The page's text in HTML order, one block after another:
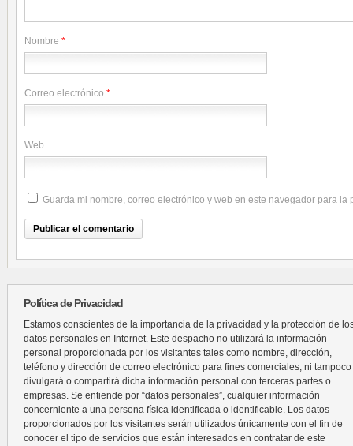
Nombre *
Correo electrónico *
Web
Guarda mi nombre, correo electrónico y web en este navegador para la
Política de Privacidad
Estamos conscientes de la importancia de la privacidad y la protección de
datos personales en Internet. Este despacho no utilizará la información
personal proporcionada por los visitantes tales como nombre, dirección,
teléfono y dirección de correo electrónico para fines comerciales, ni tampoco
divulgará o compartirá dicha información personal con terceras partes o
empresas. Se entiende por “datos personales”, cualquier información
concerniente a una persona física identificada o identificable. Los datos
proporcionados por los visitantes serán utilizados únicamente con el fin de
conocer el tipo de servicios que están interesados en contratar de este